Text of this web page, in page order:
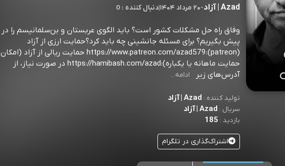
Azad | آزاد -۲۰ مرداد ۱۴۰۴ |0 : دنبال کننده
وفاق راه‌ حل مشکلات کشور است؟ باید الگوی عربستان و بن‌سلمانیسم را در
پیش بگیریم؟ برای مسئله جانشینی چه باید کرد؟حمایت ارزی از آزاد
(patreon):https://www.patreon.com/azad579 حمایت ریالی از آزاد (امکان
حمایت ماهانه یا یکباره):https://hamibash.com/azad در صورت نیاز، از
آدرس‌های زیر
ادامه...
تولید کننده : Azad | آزاد
سریال : Azad | آزاد
بازدید : 185
اشتراک‌گذاری در تلگرام